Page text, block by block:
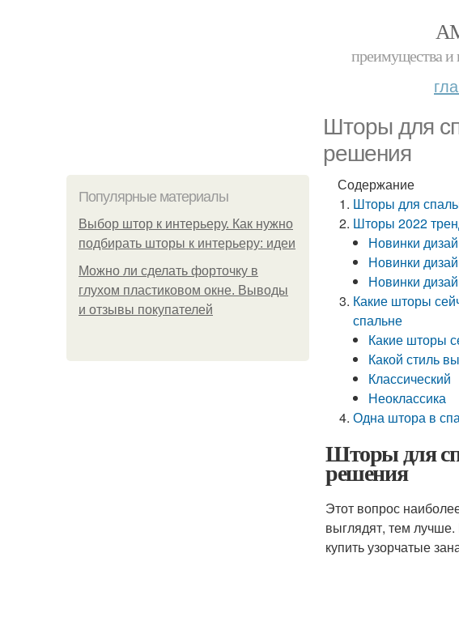
преимущества и
Шторы для
решения
Популярные материалы
Выбор штор к интерьеру. Как нужно
подбирать шторы к интерьеру: идеи
Можно ли сделать форточку в
глухом пластиковом окне. Выводы
и отзывы покупателей
Содержание
Шторы для
Шторы 2022
Новинки
Новинки
Новинки
Какие шторы
спальне
Какие шторы
Какой стиль
Классический
Неоклассика
Одна штора в
Шторы для
решения
Этот вопрос
выглядят, тем
купить узорчатые